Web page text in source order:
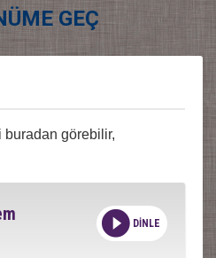
GEÇ
buradan görebilir,
DİNLE